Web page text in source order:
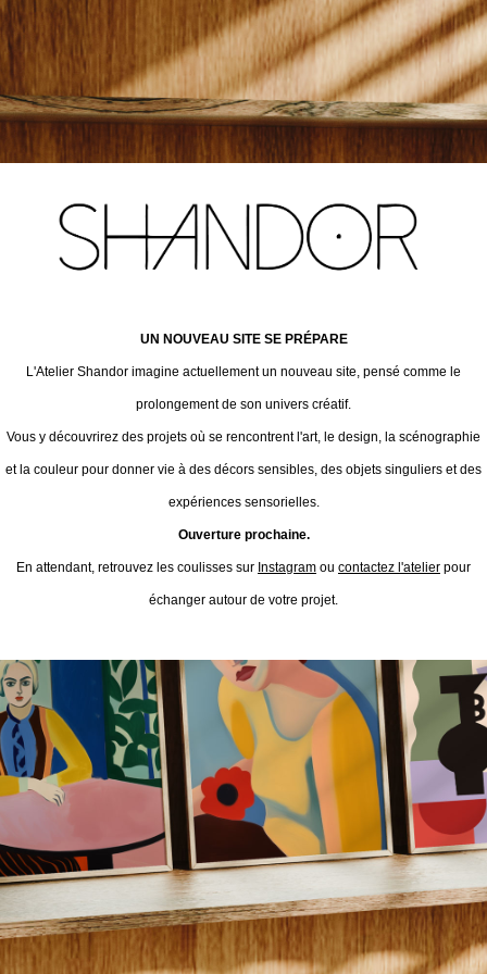
UN NOUVEAU SITE SE PRÉPARE
L'Atelier Shandor imagine actuellement un nouveau site, pensé comme le
prolongement de son univers créatif.
Vous y découvrirez des projets où se rencontrent l'art, le design, la scénographie
et la couleur pour donner vie à des décors sensibles, des objets singuliers et des
expériences sensorielles.
Ouverture prochaine.
En attendant, retrouvez les coulisses sur Instagram ou contactez l'atelier pour
échanger autour de votre projet.